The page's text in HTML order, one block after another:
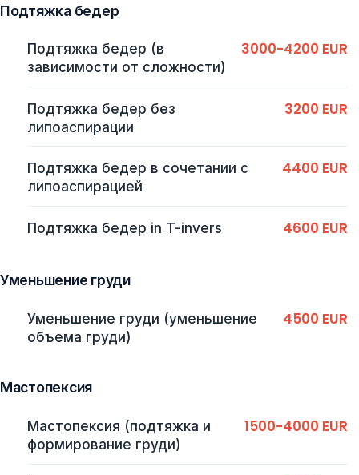
Подтяжка бедер
Подтяжка бедер (в
зависимости от сложности)
3000-4200 EUR
Подтяжка бедер без
липоаспирации
3200 EUR
Подтяжка бедер в сочетании с
липоаспирацией
4400 EUR
Подтяжка бедер in T-invers 4600 EUR
Уменьшение груди
Уменьшение груди (уменьшение
объема груди)
4500 EUR
Мастопексия
Мастопексия (подтяжка и
формирование груди)
1500-4000 EUR